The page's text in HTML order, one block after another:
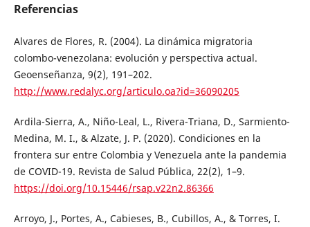
Referencias
Alvares de Flores, R. (2004). La dinámica migratoria
colombo-venezolana: evolución y perspectiva actual.
Geoenseñanza, 9(2), 191–202.
http://www.redalyc.org/articulo.oa?id=36090205
Ardila-Sierra, A., Niño-Leal, L., Rivera-Triana, D., Sarmiento-
Medina, M. I., & Alzate, J. P. (2020). Condiciones en la
frontera sur entre Colombia y Venezuela ante la pandemia
de COVID-19. Revista de Salud Pública, 22(2), 1–9.
https://doi.org/10.15446/rsap.v22n2.86366
Arroyo, J., Portes, A., Cabieses, B., Cubillos, A., & Torres, I.